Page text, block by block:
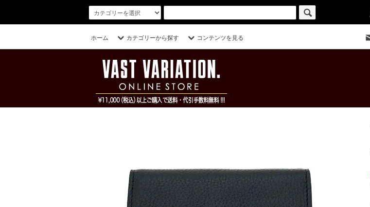
ホーム カテゴリーから探す コンテンツを見る